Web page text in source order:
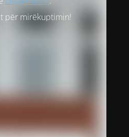
për mirëkuptimin!